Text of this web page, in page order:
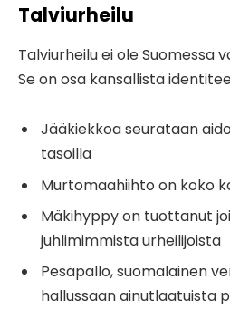
Talviurheilu
Talviurheilu ei ole Suomessa
Se on osa kansallista
Jääkiekkoa seurataan
tasoilla
Murtomaahiihto on koko
Mäkihyppy on tuottanut
juhlimimmista urheilijoista
Pesäpallo, suomalainen
hallussaan ainutlaatuista